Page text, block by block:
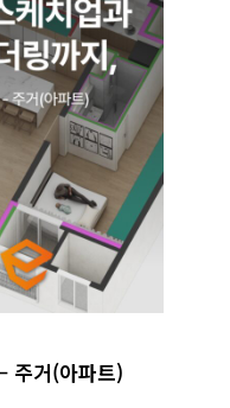
주거(아파트)